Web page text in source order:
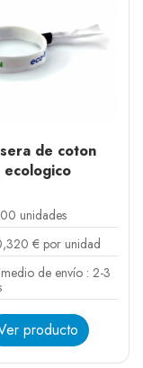
asistentes,
cashless,
carbono.
materiales
de coton
ecologico
unidades
€ por unidad
de envío : 2-3
producto
metal